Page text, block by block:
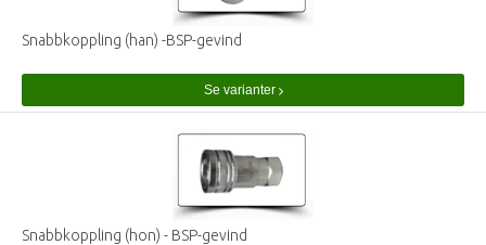
Snabbkoppling (han) -BSP-gevind
Se varianter
Snabbkoppling (hon) - BSP-gevind